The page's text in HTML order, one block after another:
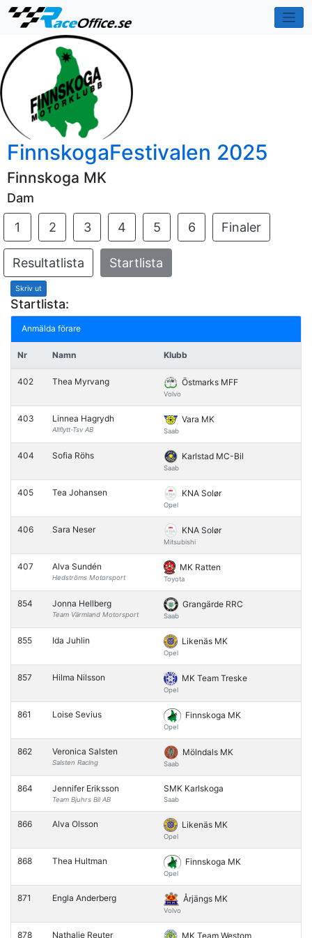
FinnskogaFestivalen 2025
Finnskoga MK
Dam
1
2 3 4 5 6 Finaler
Resultatlista Startlista
Skriv ut
Startlista:
Anmälda förare
Nr Namn Klubb
402 Thea Myrvang Östmarks MFF
Volvo
403 Linnea Hagrydh
Allflytt-Tsv AB
Vara MK
Saab
404 Sofia Röhs Karlstad MC-Bil
Saab
405 Tea Johansen KNA Solør
Opel
406 Sara Neser KNA Solør
Mitsubishi
407 Alva Sundén
Hedströms Motorsport
MK Ratten
Toyota
854 Jonna Hellberg
Team Värmland Motorsport
Grangärde RRC
Saab
855 Ida Juhlin Likenäs MK
Opel
857 Hilma Nilsson MK Team Treske
Opel
861 Loise Sevius Finnskoga MK
Opel
862 Veronica Salsten
Salsten Racing
Mölndals MK
Saab
864 Jennifer Eriksson
Team Bjuhrs Bil AB
SMK Karlskoga
Saab
866 Alva Olsson Likenäs MK
Opel
868 Thea Hultman Finnskoga MK
Opel
871 Engla Anderberg Årjängs MK
Volvo
878 Nathalie Reuter MK Team Westom